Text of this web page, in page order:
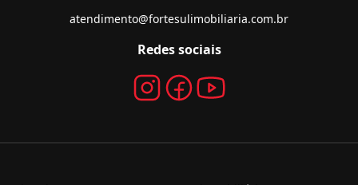
atendimento@fortesulimobiliaria.com.br
Redes sociais